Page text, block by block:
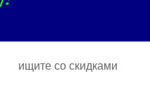
ищите со скидками